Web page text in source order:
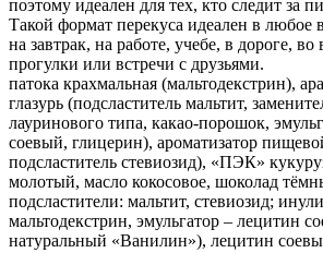
поэтому идеален для тех, кто следит за
Такой формат перекуса идеален в любое
на завтрак, на работе, учебе, в дороге,
прогулки или встречи с друзьями.
патока крахмальная (мальтодекстрин),
глазурь (подсластитель мальтит,
лауринового типа, какао-порошок,
соевый, глицерин), ароматизатор
подсластитель стевиозид), «ПЭК»
молотый, масло кокосовое, шоколад
подсластители: мальтит, стевиозид;
мальтодекстрин, эмульгатор – лецитин
натуральный «Ванилин»), лецитин